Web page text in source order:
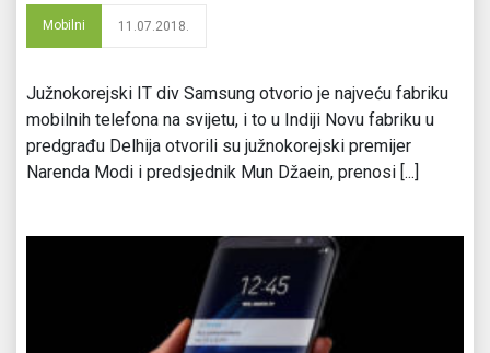
Mobilni 11.07.2018.
Južnokorejski IT div Samsung otvorio je najveću fabriku
mobilnih telefona na svijetu, i to u Indiji Novu fabriku u
predgrađu Delhija otvorili su južnokorejski premijer
Narenda Modi i predsjednik Mun Džaein, prenosi [...]